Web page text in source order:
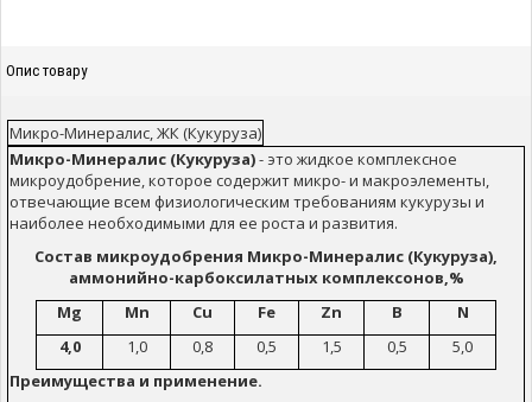
Опис товару
Микро-Минералис, ЖК (Кукуруза)
Микро-Минералис (Кукуруза)- это жидкое комплексное
микроудобрение, которое содержит микро- и макроэлементы,
отвечающие всем физиологическим требованиям кукурузы и
наиболее необходимыми для ее роста и развития.
Состав микроудобрения Микро-Минералис (Кукуруза),
аммонийно-карбоксилатных комплексонов,%
Mg
Mn Cu Fe Zn B
N
4,0
1,0 0,8 0,5 1,5 0,5
5,0
Преимущества и применение.